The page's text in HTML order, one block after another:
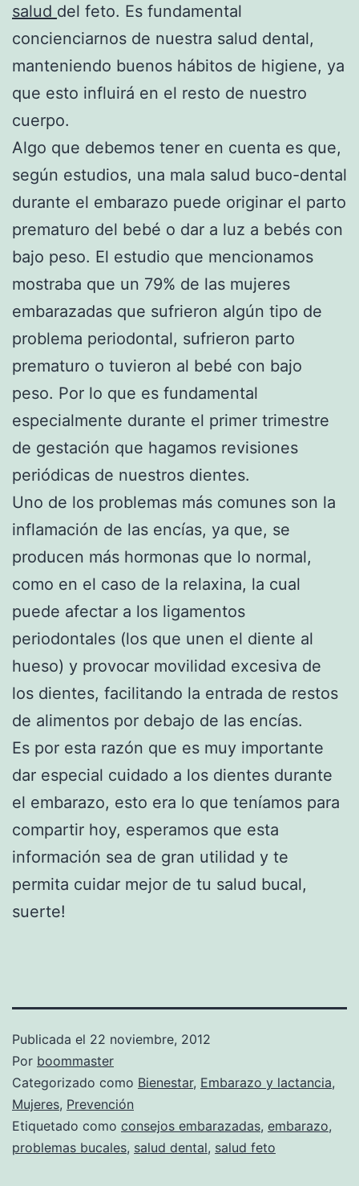
salud del feto. Es fundamental
concienciarnos de nuestra salud dental,
manteniendo buenos hábitos de higiene, ya
que esto influirá en el resto de nuestro
cuerpo.
Algo que debemos tener en cuenta es que,
según estudios, una mala salud buco-dental
durante el embarazo puede originar el parto
prematuro del bebé o dar a luz a bebés con
bajo peso. El estudio que mencionamos
mostraba que un 79% de las mujeres
embarazadas que sufrieron algún tipo de
problema periodontal, sufrieron parto
prematuro o tuvieron al bebé con bajo
peso. Por lo que es fundamental
especialmente durante el primer trimestre
de gestación que hagamos revisiones
periódicas de nuestros dientes.
Uno de los problemas más comunes son la
inflamación de las encías, ya que, se
producen más hormonas que lo normal,
como en el caso de la relaxina, la cual
puede afectar a los ligamentos
periodontales (los que unen el diente al
hueso) y provocar movilidad excesiva de
los dientes, facilitando la entrada de restos
de alimentos por debajo de las encías.
Es por esta razón que es muy importante
dar especial cuidado a los dientes durante
el embarazo, esto era lo que teníamos para
compartir hoy, esperamos que esta
información sea de gran utilidad y te
permita cuidar mejor de tu salud bucal,
suerte!
Publicada el 22 noviembre, 2012
Por boommaster
Categorizado como Bienestar, Embarazo y lactancia,
Mujeres, Prevención
Etiquetado como consejos embarazadas, embarazo,
problemas bucales, salud dental, salud feto